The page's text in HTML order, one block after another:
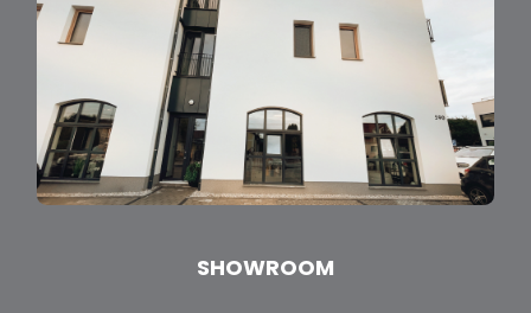
SHOWROOM